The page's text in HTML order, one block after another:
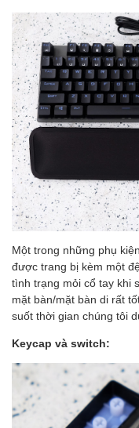
Một trong những phụ
được trang bị kèm một
tình trạng mỏi cổ tay khi
mặt bàn/mặt bàn di rất
suốt thời gian chúng tôi
Keycap và switch: